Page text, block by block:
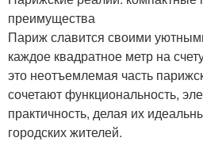
Шарм в компактном
пространстве
преимущества
Париж славится своими
каждое квадратное метр на
это неотъемлемая часть
сочетают функциональность,
практичность, делая их
городских жителей.